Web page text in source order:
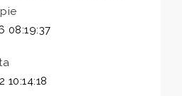
08:19:37
10:14:18